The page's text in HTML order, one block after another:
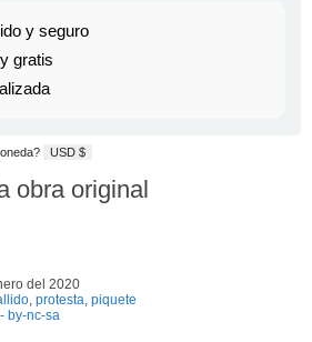
y seguro
gratis
USD $
obra original
del 2020
, protesta, piquete
by-nc-sa